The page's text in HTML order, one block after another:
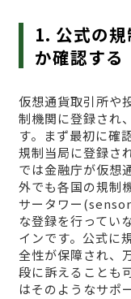
1. 公式の
か確認する
仮想通貨取引所や
制機関に登録され
す。まず最初に確
規制当局に登録さ
では金融庁が仮想
外でも各国の規制
サータワー
な登録を行ってい
インです。公式に
全性が保障され、
段に訴えることも
はそのようなサポ